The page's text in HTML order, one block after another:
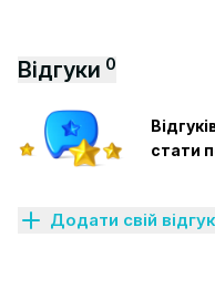
Відгуки 0
стати
Додати свій відгук